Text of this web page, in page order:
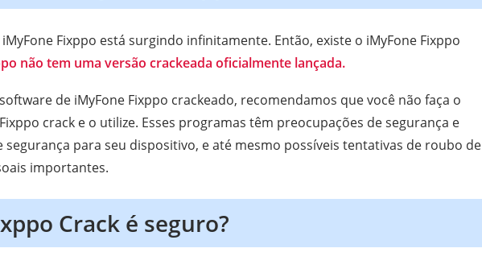
Fixppo está surgindo infinitamente. Então, existe o iMyFone Fixppo
não tem uma versão crackeada oficialmente lançada.
de iMyFone Fixppo crackeado, recomendamos que você não faça o
crack e o utilize. Esses programas têm preocupações de segurança e
para seu dispositivo, e até mesmo possíveis tentativas de roubo de
importantes.
Crack é seguro?